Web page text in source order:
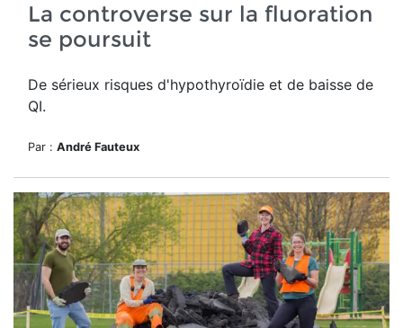
La controverse sur la fluoration
se poursuit
De sérieux risques d'hypothyroïdie et de baisse de
QI.
Par : André Fauteux